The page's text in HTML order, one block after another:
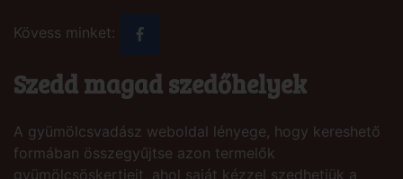
Kövess minket:
Szedd magad szedőhelyek
A gyümölcsvadász weboldal lényege, hogy kereshető
formában összegyűjtse azon termelők
gyümölcsöskertjeit, ahol saját kézzel szedhetjük a